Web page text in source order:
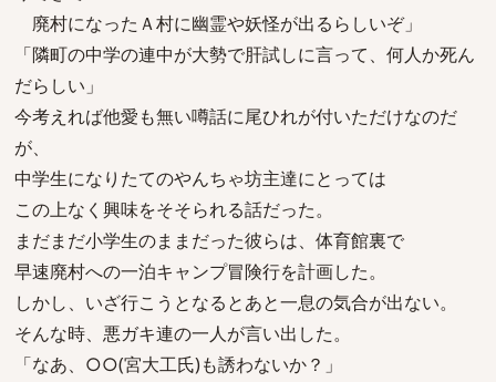
廃村になったＡ村に幽霊や妖怪が出るらしいぞ」
「隣町の中学の連中が大勢で肝試しに言って、何人か死ん
だらしい」
今考えれば他愛も無い噂話に尾ひれが付いただけなのだ
が、
中学生になりたてのやんちゃ坊主達にとっては
この上なく興味をそそられる話だった。
まだまだ小学生のままだった彼らは、体育館裏で
早速廃村への一泊キャンプ冒険行を計画した。
しかし、いざ行こうとなるとあと一息の気合が出ない。
そんな時、悪ガキ連の一人が言い出した。
「なあ、○○(宮大工氏)も誘わないか？」